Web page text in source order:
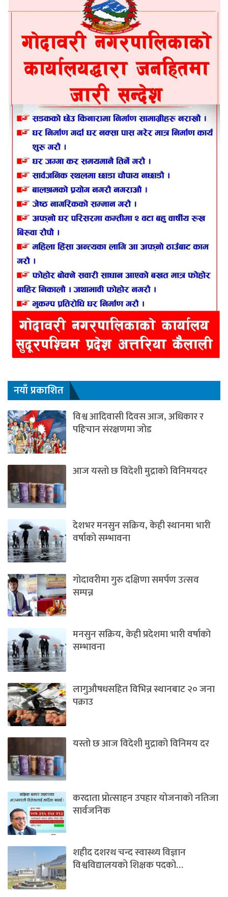
नयाँ प्रकाशित
विश्व आदिवासी दिवस आज, अधिकार र
पहिचान संरक्षणमा जोड
आज यस्तो छ विदेशी मुद्राको विनिमयदर
देशभर मनसुन सक्रिय, केही स्थानमा भारी
वर्षाको सम्भावना
गोदावरीमा गुरु दक्षिणा समर्पण उत्सव
सम्पन्न
मनसुन सक्रिय, केही प्रदेशमा भारी वर्षाको
सम्भावना
लागुऔषधसहित विभिन्न स्थानबाट २० जना
पक्राउ
यस्तो छ आज विदेशी मुद्राको विनिमय दर
करदाता प्रोत्साहन उपहार योजनाको नतिजा
सार्वजनिक
शहीद दशरथ चन्द स्वास्थ्य विज्ञान
विश्वविद्यालयको शिक्षक पदको…